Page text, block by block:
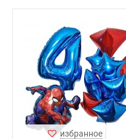
избранное